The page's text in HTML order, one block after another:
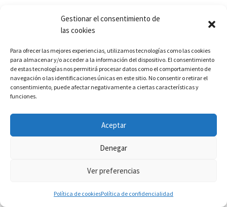
Gestionar el consentimiento de
las cookies
Para ofrecer las mejores experiencias, utilizamos tecnologías como las cookies
para almacenar y/o acceder a la información del dispositivo. El consentimiento
de estas tecnologías nos permitirá procesar datos como el comportamiento de
navegación o las identificaciones únicas en este sitio. No consentir o retirar el
consentimiento, puede afectar negativamente a ciertas características y
funciones.
Aceptar
Denegar
Ver preferencias
Política de cookiesPolítica de confidencialidad